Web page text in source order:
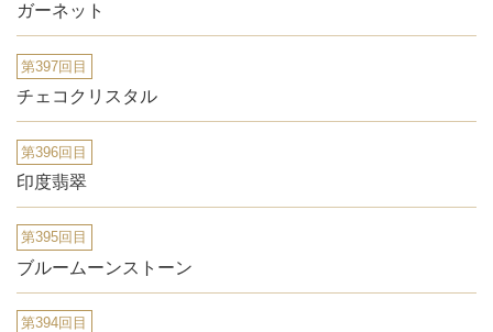
ガーネット
第397回目
チェコクリスタル
第396回目
印度翡翠
第395回目
ブルームーンストーン
第394回目